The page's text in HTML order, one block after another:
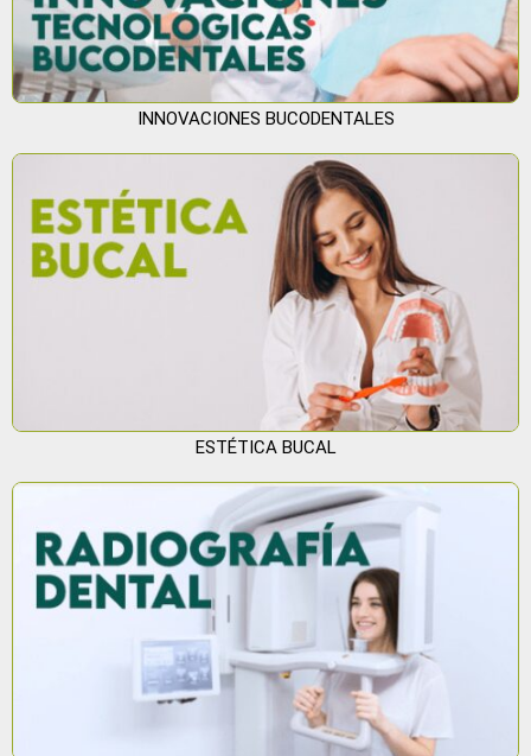
INNOVACIONES BUCODENTALES
ESTÉTICA BUCAL